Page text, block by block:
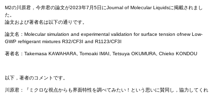
M2の川原君，今井君の論文が2023年7月5日にJournal of Molecular Liquidsに掲載されまし
た。
論文および著者名は以下の通りです。
論文名：Molecular simulation and experimental validation for surface tension ofnew Low-
GWP refrigerant mixtures R32/CF3I and R1123/CF3I
著者名：Takemasa KAWAHARA, Tomoaki IMAI, Tetsuya OKUMURA, Chieko KONDOU
以下，著者のコメントです。
川原君：『ミクロな視点からも界面特性を調べてみたい！という思いに賛同し，協力してくれ